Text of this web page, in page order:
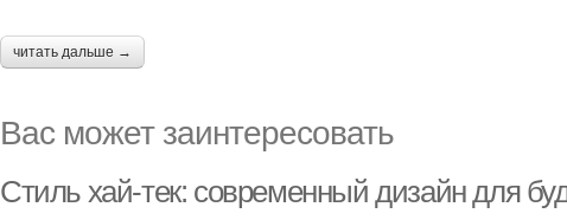
читать дальше →
Вас может заинтересовать
Стиль хай-тек: современный дизайн для